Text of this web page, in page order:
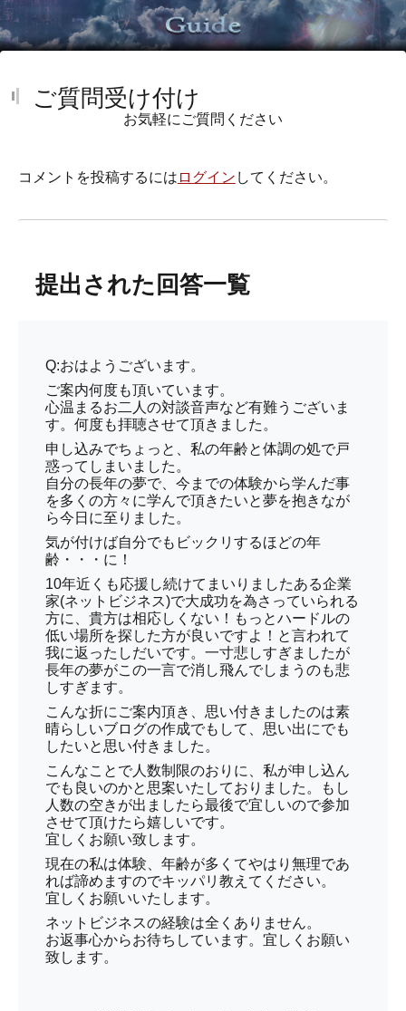
ご質問受け付け
お気軽にご質問ください
コメントを投稿するには ログイン してください。
提出された回答一覧
Q:おはようございます。
ご案内何度も頂いています。
心温まるお二人の対談音声など有難うございま
す。何度も拝聴させて頂きました。
申し込みでちょっと、私の年齢と体調の処で戸
惑ってしまいました。
自分の長年の夢で、今までの体験から学んだ事
を多くの方々に学んで頂きたいと夢を抱きなが
ら今日に至りました。
気が付けば自分でもビックリするほどの年
齢・・・に！
10年近くも応援し続けてまいりましたある企業
家(ネットビジネス)で大成功を為さっていられる
方に、貴方は相応しくない！もっとハードルの
低い場所を探した方が良いですよ！と言われて
我に返ったしだいです。一寸悲しすぎましたが
長年の夢がこの一言で消し飛んでしまうのも悲
しすぎます。
こんな折にご案内頂き、思い付きましたのは素
晴らしいブログの作成でもして、思い出にでも
したいと思い付きました。
こんなことで人数制限のおりに、私が申し込ん
でも良いのかと思案いたしておりました。もし
人数の空きが出ましたら最後で宜しいので参加
させて頂けたら嬉しいです。
宜しくお願い致します。
現在の私は体験、年齢が多くてやはり無理であ
れば諦めますのでキッパリ教えてください。
宜しくお願いいたします。
ネットビジネスの経験は全くありません。
お返事心からお待ちしています。宜しくお願い
致します。